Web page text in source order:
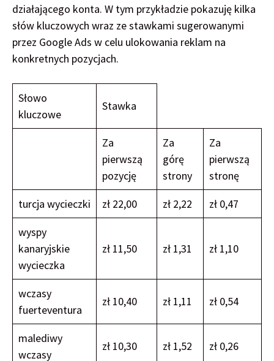
działającego konta. W tym przykładzie pokazuję kilka
słów kluczowych wraz ze stawkami sugerowanymi
przez Google Ads w celu ulokowania reklam na
konkretnych pozycjach.
Słowo
kluczowe
Stawka
Za
pierwszą
pozycję
Za
górę
strony
Za
pierwszą
stronę
turcja wycieczki
zł 22,00 zł 2,22
zł 0,47
wyspy
kanaryjskie
wycieczka
zł 11,50 zł 1,31 zł 1,10
wczasy
fuerteventura
zł 10,40 zł 1,11 zł 0,54
malediwy
wczasy
zł 10,30 zł 1,52 zł 0,26